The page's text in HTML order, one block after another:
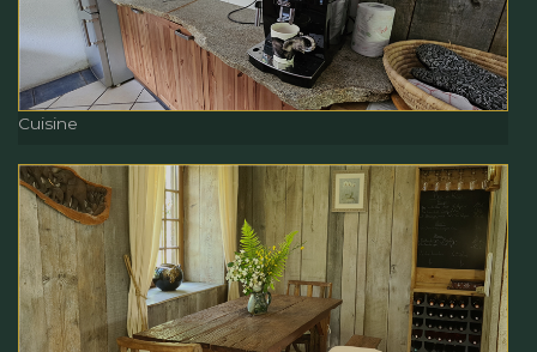
Cuisine
Cuisine
Cuisine